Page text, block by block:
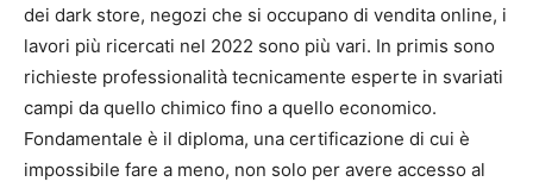
dei dark store, negozi che si occupano di vendita online, i
lavori più ricercati nel 2022 sono più vari. In primis sono
richieste professionalità tecnicamente esperte in svariati
campi da quello chimico fino a quello economico.
Fondamentale è il diploma, una certificazione di cui è
impossibile fare a meno, non solo per avere accesso al